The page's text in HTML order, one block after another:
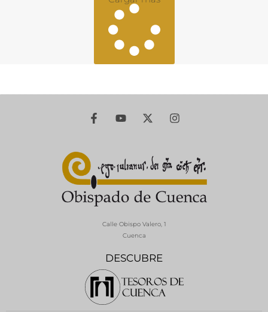
DESCUBRE
Calle Obispo Valero, 1
Cuenca